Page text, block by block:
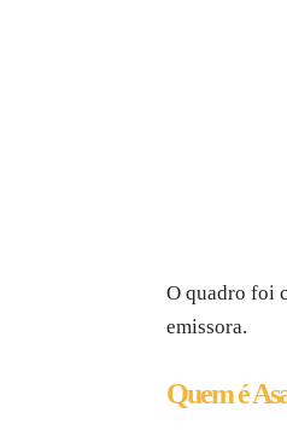
O quadro foi
emissora.
Quem é